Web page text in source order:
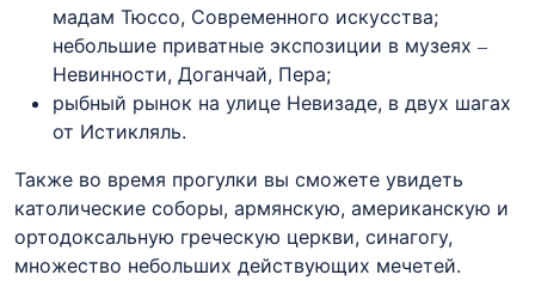
мадам Тюссо, Современного искусства;
небольшие приватные экспозиции в музеях –
Невинности, Доганчай, Пера;
рыбный рынок на улице Невизаде, в двух шагах
от Истикляль.
Также во время прогулки вы сможете увидеть
католические соборы, армянскую, американскую и
ортодоксальную греческую церкви, синагогу,
множество небольших действующих мечетей.